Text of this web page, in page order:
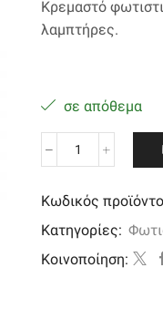
Κρεμαστό
λαμπτήρες.
σε απόθεμα
Κρεμαστό
από
χρυσό
ματ
και
Κωδικός
Κατηγορίες:
Kοινοποίηση: